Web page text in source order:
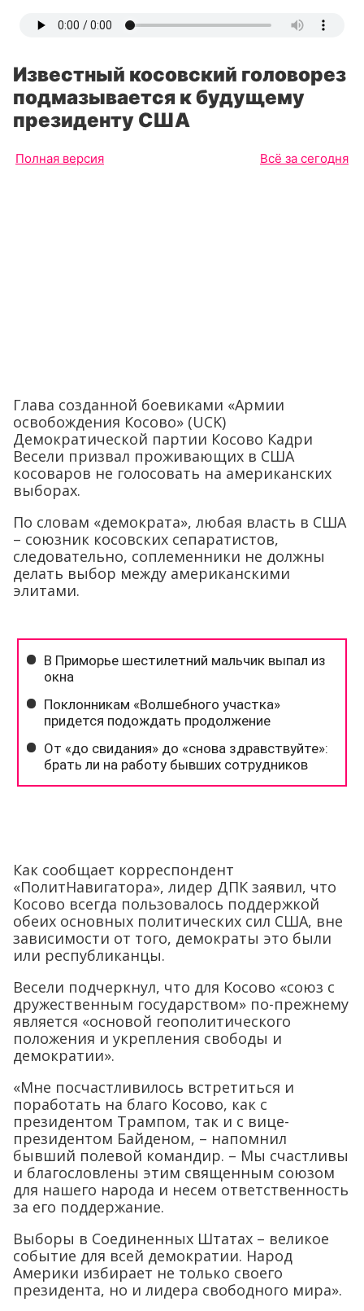
Известный косовский головорез
подмазывается к будущему
президенту США
Полная версия Всё за сегодня
Глава созданной боевиками «Армии
освобождения Косово» (UCK)
Демократической партии Косово Кадри
Весели призвал проживающих в США
косоваров не голосовать на американских
выборах.
По словам «демократа», любая власть в США
– союзник косовских сепаратистов,
следовательно, соплеменники не должны
делать выбор между американскими
элитами.
Как сообщает корреспондент
«ПолитНавигатора», лидер ДПК заявил, что
Косово всегда пользовалось поддержкой
обеих основных политических сил США, вне
зависимости от того, демократы это были
или республиканцы.
Весели подчеркнул, что для Косово «союз с
дружественным государством» по-прежнему
является «основой геополитического
положения и укрепления свободы и
демократии».
«Мне посчастливилось встретиться и
поработать на благо Косово, как с
президентом Трампом, так и с вице-
президентом Байденом, – напомнил
бывший полевой командир. – Мы счастливы
и благословлены этим священным союзом
для нашего народа и несем ответственность
за его поддержание.
Выборы в Соединенных Штатах – великое
событие для всей демократии. Народ
Америки избирает не только своего
президента, но и лидера свободного мира».